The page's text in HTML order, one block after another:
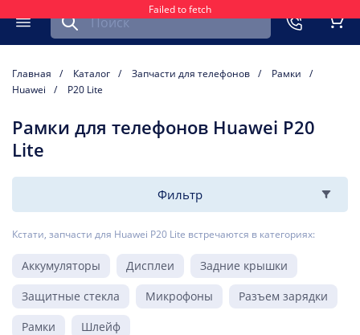
Failed to fetch
Меню
Найти запчасть для мобильного устройства
Главная Каталог Запчасти для телефонов
Рамки
Huawei
P20 Lite
Рамки для телефонов Huawei P20
Lite
Фильтр
Кстати, запчасти для Huawei P20 Lite встречаются в категориях:
Аккумуляторы Дисплеи
Задние крышки
Защитные стекла
Микрофоны
Разъем зарядки
Рамки
Шлейф